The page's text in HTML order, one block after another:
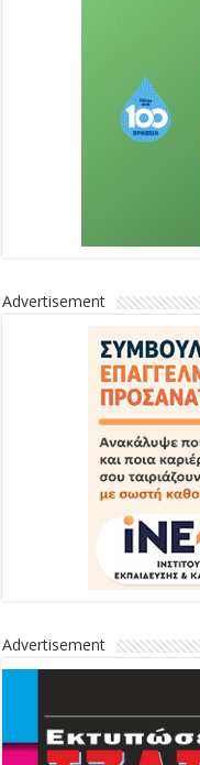
Advertisement
Advertisement